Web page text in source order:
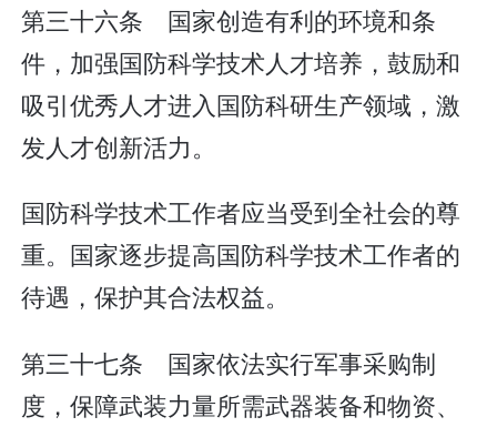
第三十六条 国家创造有利的环境和条
件，加强国防科学技术人才培养，鼓励和
吸引优秀人才进入国防科研生产领域，激
发人才创新活力。
国防科学技术工作者应当受到全社会的尊
重。国家逐步提高国防科学技术工作者的
待遇，保护其合法权益。
第三十七条 国家依法实行军事采购制
度，保障武装力量所需武器装备和物资、